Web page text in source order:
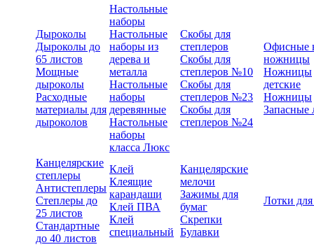
Дыроколы
Дыроколы до
65 листов
Мощные
дыроколы
Расходные
материалы для
дыроколов
Настольные
наборы
Настольные
наборы из
дерева и
металла
Настольные
наборы
деревянные
Настольные
наборы
класса Люкс
Скобы для
степлеров
Скобы для
степлеров №10
Скобы для
степлеров №23
Скобы для
степлеров №24
Офисные
ножницы
Ножницы
детские
Ножницы
Запасные
Канцелярские
степлеры
Антистеплеры
Степлеры до
25 листов
Стандартные
до 40 листов
Клей
Клеящие
карандаши
Клей ПВА
Клей
специальный
Канцелярские
мелочи
Зажимы для
бумаг
Скрепки
Булавки
Лотки